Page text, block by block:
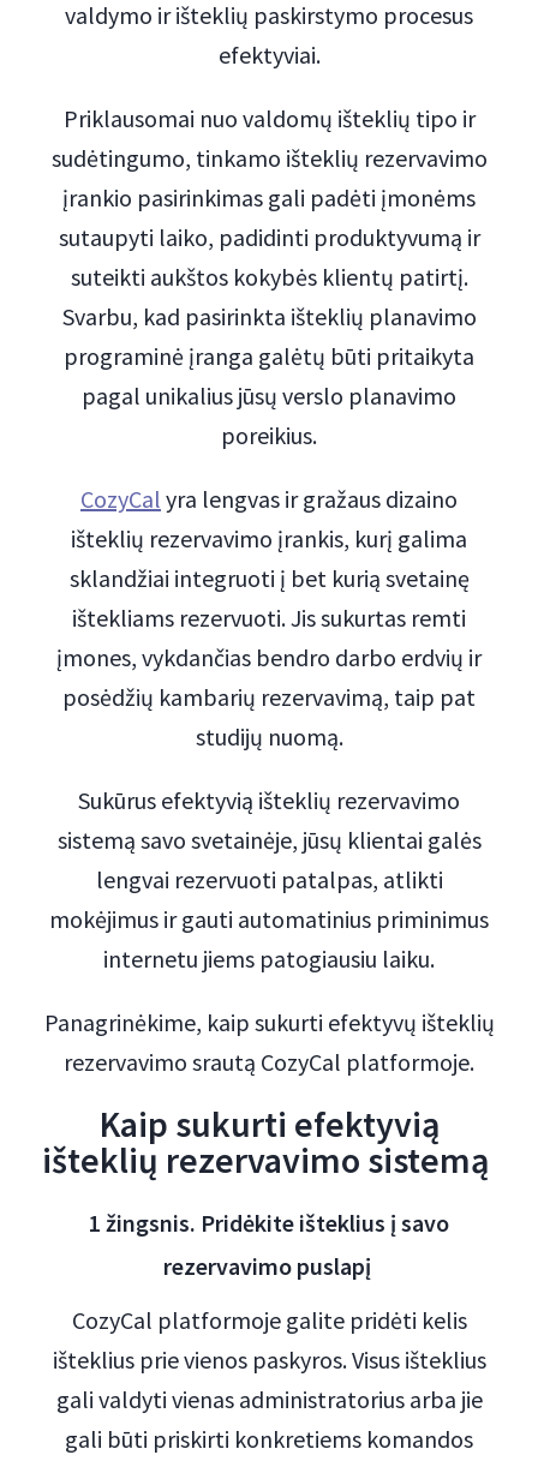
valdymo ir išteklių paskirstymo procesus
efektyviai.
Priklausomai nuo valdomų išteklių tipo ir
sudėtingumo, tinkamo išteklių rezervavimo
įrankio pasirinkimas gali padėti įmonėms
sutaupyti laiko, padidinti produktyvumą ir
suteikti aukštos kokybės klientų patirtį.
Svarbu, kad pasirinkta išteklių planavimo
programinė įranga galėtų būti pritaikyta
pagal unikalius jūsų verslo planavimo
poreikius.
CozyCal yra lengvas ir gražaus dizaino
išteklių rezervavimo įrankis, kurį galima
sklandžiai integruoti į bet kurią svetainę
ištekliams rezervuoti. Jis sukurtas remti
įmones, vykdančias bendro darbo erdvių ir
posėdžių kambarių rezervavimą, taip pat
studijų nuomą.
Sukūrus efektyvią išteklių rezervavimo
sistemą savo svetainėje, jūsų klientai galės
lengvai rezervuoti patalpas, atlikti
mokėjimus ir gauti automatinius priminimus
internetu jiems patogiausiu laiku.
Panagrinėkime, kaip sukurti efektyvų išteklių
rezervavimo srautą CozyCal platformoje.
Kaip sukurti efektyvią
išteklių rezervavimo sistemą
1 žingsnis. Pridėkite išteklius į savo
rezervavimo puslapį
CozyCal platformoje galite pridėti kelis
išteklius prie vienos paskyros. Visus išteklius
gali valdyti vienas administratorius arba jie
gali būti priskirti konkretiems komandos